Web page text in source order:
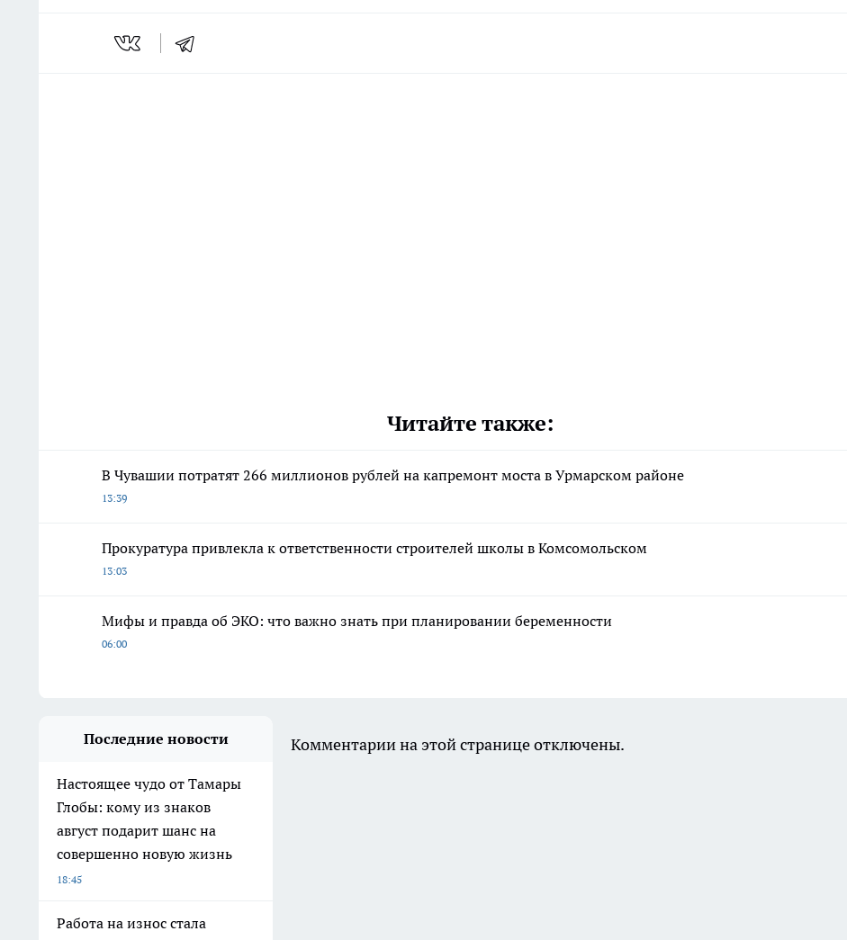
Читайте также:
В Чувашии потратят 266 миллионов рублей на капремонт моста в Урмарском районе
13:39
Прокуратура привлекла к ответственности строителей школы в Комсомольском
13:03
Мифы и правда об ЭКО: что важно знать при планировании беременности
06:00
Последние новости
Настоящее чудо от Тамары
Глобы: кому из знаков
август подарит шанс на
совершенно новую жизнь
18:45
Работа на износ стала
Комментарии на этой странице отключены.